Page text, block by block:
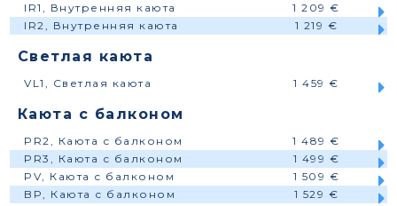
IR1, Внутренняя каюта
1 209 €
IR2, Внутренняя каюта
1 219 €
Светлая каюта
VL1, Светлая каюта 1 459 €
Каюта с балконом
PR2, Каюта с балконом
1 489 €
PR3, Каюта с балконом
1 499 €
PV, Каюта с балконом
1 509 €
BP, Каюта с балконом
1 529 €